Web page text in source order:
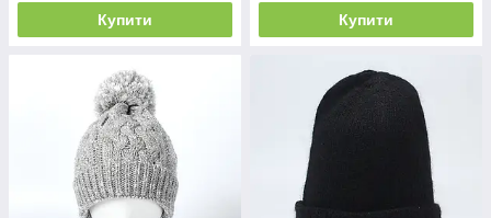
Купити Купити